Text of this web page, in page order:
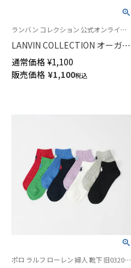
ランバン コレクション 公式オンラインショップ 紳士 靴下
LANVIN COLLECTION オーガニ
ックコットン混 ヘリンボンボー
ダー ミドル丈カジュアルソック
ス メンズ 02412135
通常価格 ¥1,100
販売価格 ¥1,100税込
ポロ ラルフ ローレン 婦人 靴下 旧03207858